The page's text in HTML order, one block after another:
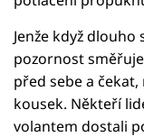
Jenže když dlouho
pozornost
před sebe a
kousek. Někteří
volantem dostali